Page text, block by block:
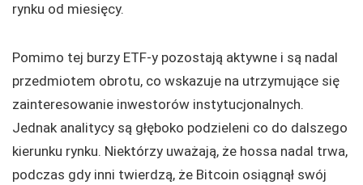
rynku od miesięcy.
Pomimo tej burzy ETF-y pozostają aktywne i są nadal
przedmiotem obrotu, co wskazuje na utrzymujące się
zainteresowanie inwestorów instytucjonalnych.
Jednak analitycy są głęboko podzieleni co do dalszego
kierunku rynku. Niektórzy uważają, że hossa nadal trwa,
podczas gdy inni twierdzą, że Bitcoin osiągnął swój